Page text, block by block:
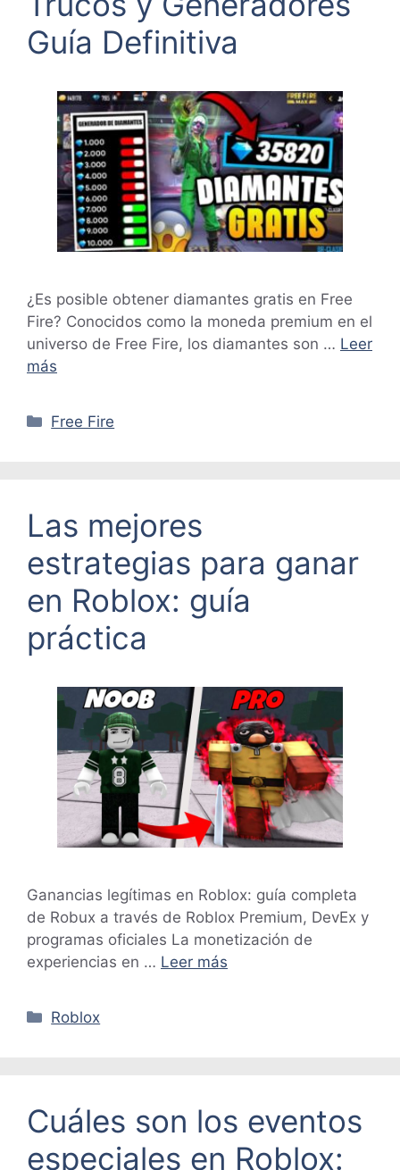
Guía Definitiva
¿Es posible obtener diamantes gratis en Free
Fire? Conocidos como la moneda premium en el
universo de Free Fire, los diamantes son … Leer
más
Categorías
Free Fire
Las mejores
estrategias para ganar
en Roblox: guía
práctica
Ganancias legítimas en Roblox: guía completa
de Robux a través de Roblox Premium, DevEx y
programas oficiales La monetización de
experiencias en … Leer más
Categorías
Roblox
Cuáles son los eventos
especiales en Roblox: